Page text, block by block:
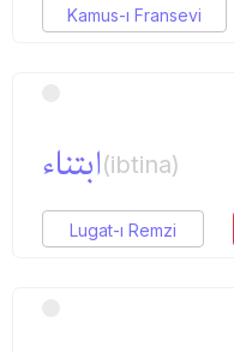
Kamus-ı Fransevi
ابتناء(ibtina)
Lugat-ı Remzi